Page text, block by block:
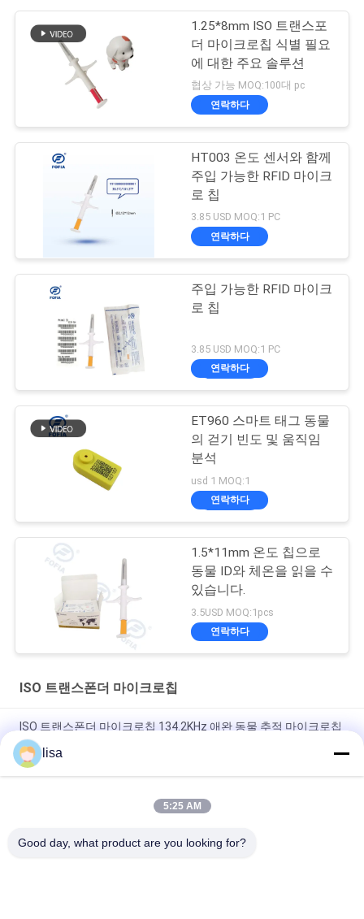
1.25*8mm ISO 트랜스포
더 마이크로칩 식별 필요
에 대한 주요 솔루션
협상 가능 MOQ:100대 pc
연락하다
HT003 온도 센서와 함께
주입 가능한 RFID 마이크
로 칩
3.85 USD MOQ:1 PC
연락하다
주입 가능한 RFID 마이크
로 칩
3.85 USD MOQ:1 PC
연락하다
ET960 스마트 태그 동물
의 걷기 빈도 및 움직임
분석
usd 1 MOQ:1
연락하다
1.5*11mm 온도 칩으로
동물 ID와 체온을 읽을 수
있습니다.
3.5USD MOQ:1pcs
연락하다
ISO 트랜스폰더 마이크로칩
ISO 트랜스폰더 마이크로칩 134.2KHz 애완 동물 추적 마이크로칩
FDX-B 동물 마이크로칩 주사
가축 마이크로칩 주사 가능한 자동응답기를 위한 ISO 표준 마이크
로칩 전파 식별 태그 주사 가능한 칩 동물 마이크로칩 주사기
lisa
5:25 AM
Good day, what product are you looking for?